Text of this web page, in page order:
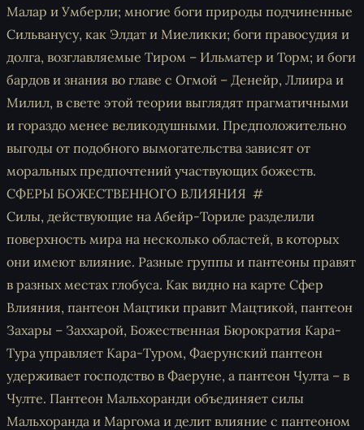
Малар и Умберли; многие боги природы подчиненные
Сильванусу, как Элдат и Миеликки; боги правосудия и
долга, возглавляемые Тиром – Ильматер и Торм; и боги
бардов и знания во главе с Огмой – Денейр, Ллиира и
Милил, в свете этой теории выглядят прагматичными
и гораздо менее великодушными. Предположительно
выгоды от подобного вымогательства зависят от
моральных предпочтений участвующих божеств.
СФЕРЫ БОЖЕСТВЕННОГО ВЛИЯНИЯ
Силы, действующие на Абейр-Ториле разделили
поверхность мира на несколько областей, в которых
они имеют влияние. Разные группы и пантеоны правят
в разных местах глобуса. Как видно на карте Сфер
Влияния, пантеон Мацтики правит Мацтикой, пантеон
Захары – Заххарой, Божественная Бюрократия Кара-
Тура управляет Кара-Туром, Фаерунский пантеон
удерживает господство в Фаеруне, а пантеон Чулта – в
Чулте. Пантеон Мальхоранди объединяет силы
Мальхоранда и Маргома и делит влияние с пантеоном